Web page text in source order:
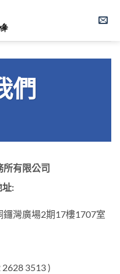
們
所有限公司
址:
灣廣場2期17樓1707室
3513 )